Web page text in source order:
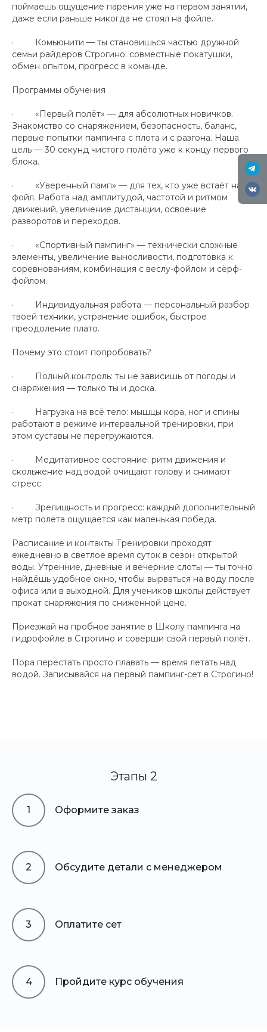
поймаешь ощущение парения уже на первом занятии,
даже если раньше никогда не стоял на фойле.
· Комьюнити — ты становишься частью дружной
семьи райдеров Строгино: совместные покатушки,
обмен опытом, прогресс в команде.
Программы обучения
· «Первый полёт» — для абсолютных новичков.
Знакомство со снаряжением, безопасность, баланс,
первые попытки пампинга с плота и с разгона. Наша
цель — 30 секунд чистого полёта уже к концу первого
блока.
· «Уверенный памп» — для тех, кто уже встаёт на
фойл. Работа над амплитудой, частотой и ритмом
движений, увеличение дистанции, освоение
разворотов и переходов.
· «Спортивный пампинг» — технически сложные
элементы, увеличение выносливости, подготовка к
соревнованиям, комбинация с веслу-фойлом и сёрф-
фойлом.
· Индивидуальная работа — персональный разбор
твоей техники, устранение ошибок, быстрое
преодоление плато.
Почему это стоит попробовать?
· Полный контроль: ты не зависишь от погоды и
снаряжения — только ты и доска.
· Нагрузка на всё тело: мышцы кора, ног и спины
работают в режиме интервальной тренировки, при
этом суставы не перегружаются.
· Медитативное состояние: ритм движения и
скольжение над водой очищают голову и снимают
стресс.
· Зрелищность и прогресс: каждый дополнительный
метр полёта ощущается как маленькая победа.
Расписание и контакты Тренировки проходят
ежедневно в светлое время суток в сезон открытой
воды. Утренние, дневные и вечерние слоты — ты точно
найдёшь удобное окно, чтобы вырваться на воду после
офиса или в выходной. Для учеников школы действует
прокат снаряжения по сниженной цене.
Приезжай на пробное занятие в Школу пампинга на
гидрофойле в Строгино и соверши свой первый полёт.
Пора перестать просто плавать — время летать над
водой. Записывайся на первый пампинг-сет в Строгино!
Этапы 2
1 Оформите заказ
2 Обсудите детали с менеджером
3 Оплатите сет
4 Пройдите курс обучения